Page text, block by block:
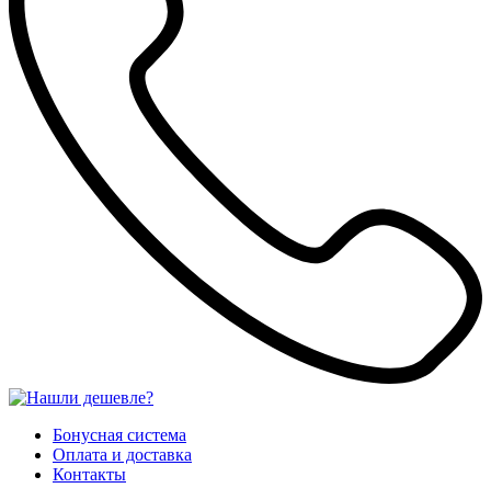
Бонусная система
Оплата и доставка
Контакты